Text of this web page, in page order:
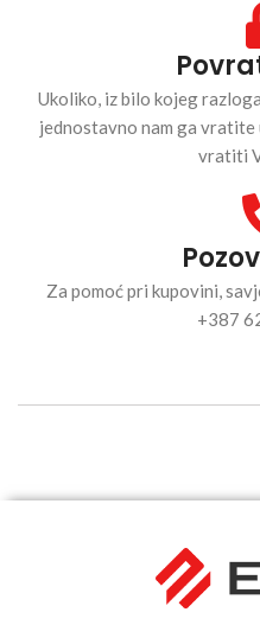
Ukoliko, iz bilo kojeg
jednostavno nam ga vratite
vratiti
Za pomoć pri kupovini,
+387